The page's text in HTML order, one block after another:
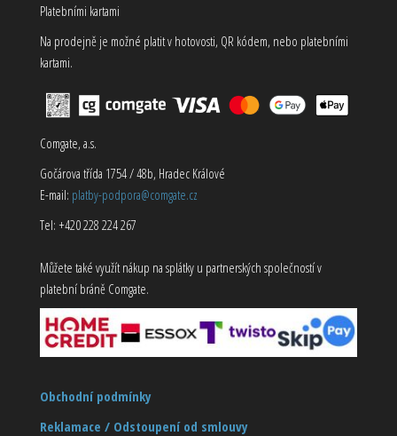
Platebními kartami
Na prodejně je možné platit v hotovosti, QR kódem, nebo platebními
kartami.
Comgate, a.s.
Gočárova třída 1754 / 48b, Hradec Králové
E-mail: platby-podpora@comgate.cz
Tel: +420 228 224 267
Můžete také využít nákup na splátky u partnerských společností v
platební bráně Comgate.
Obchodní podmínky
Reklamace / Odstoupení od smlouvy